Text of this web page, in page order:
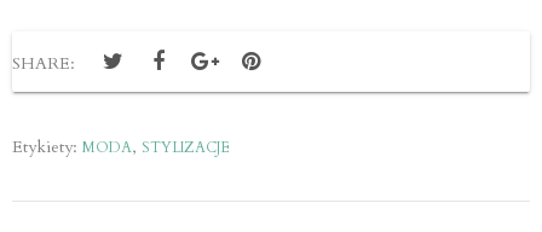
SHARE:
Etykiety: MODA, STYLIZACJE